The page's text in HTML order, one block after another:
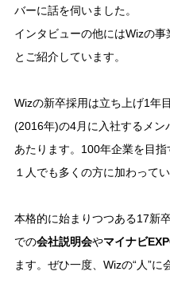
バーに話を伺いました。
インタビューの他にはWizの
とご紹介しています。
Wizの新卒採用は立ち上げ1年
(2016年)の4月に入社するメン
あたります。100年企業を目
１人でも多くの方に加わって
本格的に始まりつつある17新
での会社説明会やマイナビ
ます。ぜひ一度、Wizの“人”に